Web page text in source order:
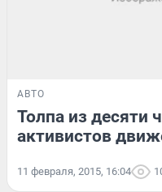
АВТО
Толпа из десяти
активистов
11 февраля, 2015, 16:04